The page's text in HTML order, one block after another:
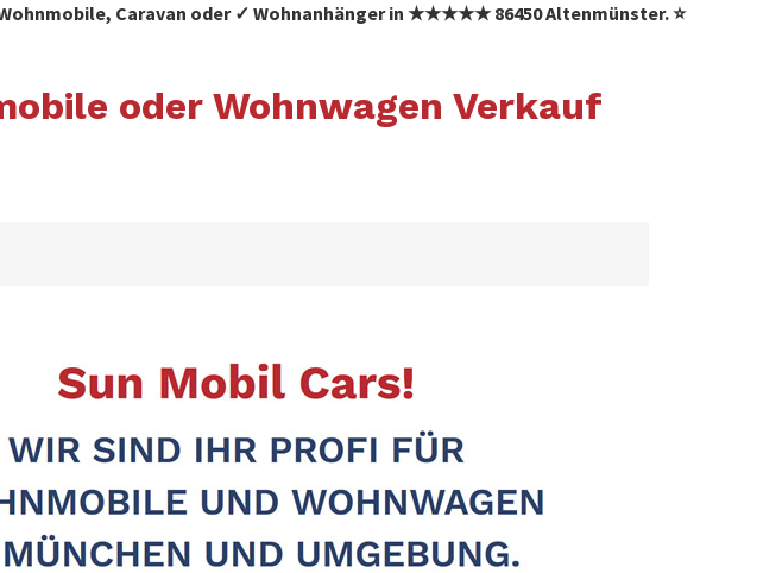
Caravan oder ✓ Wohnanhänger in ★★★★★ 86450 Altenmünster. ⭐
oder Wohnwagen Verkauf